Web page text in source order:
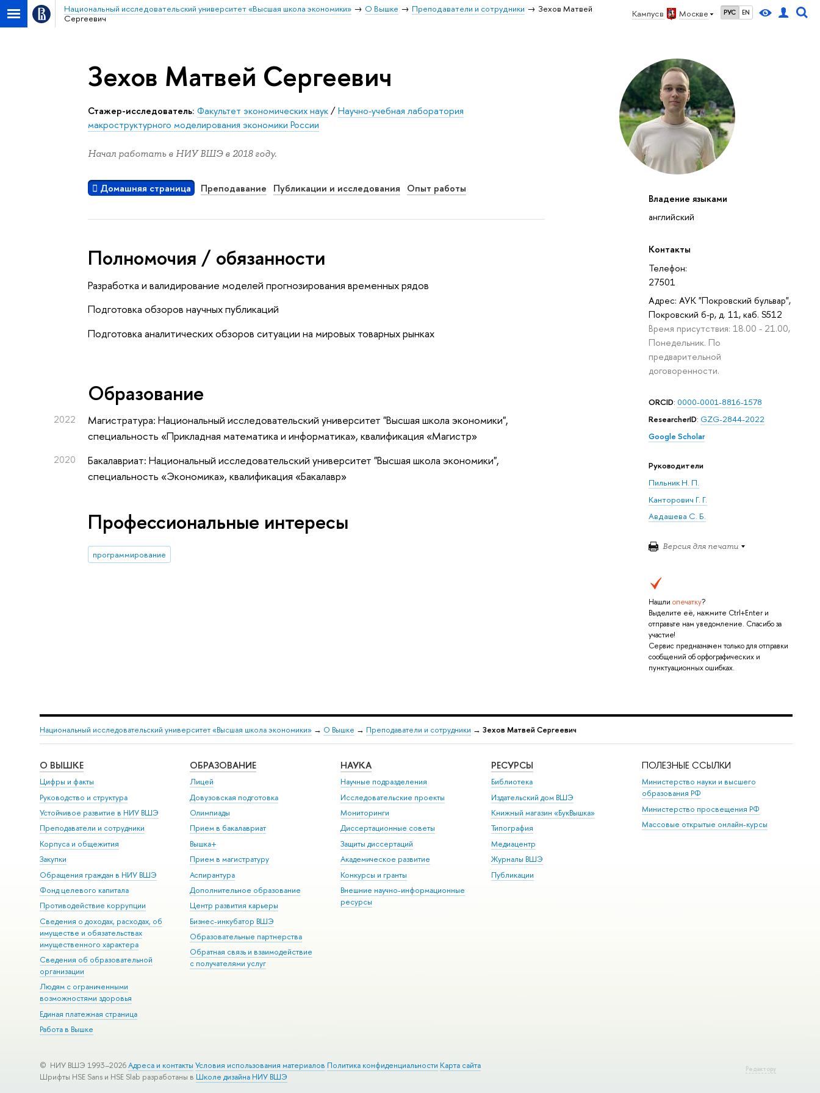
Кампус в Москве РУС EN
Национальный исследовательский университет «Высшая школа экономики» О Вышке Преподаватели и сотрудники
Зехов Матвей
Сергеевич
Владение языками
английский
Контакты
Телефон:
27501
Адрес: АУК "Покровский бульвар",
Покровский б-р, д. 11, каб. S512
Время присутствия: 18.00 - 21.00,
Понедельник. По
предварительной
договоренности.
ORCID: 0000-0001-8816-1578
ResearcherID: GZG-2844-2022
Google Scholar
Руководители
Пильник Н. П.
Канторович Г. Г.
Авдашева С. Б.
Версия для печати
Нашли опечатку?
Выделите её, нажмите Ctrl+Enter и
отправьте нам уведомление. Спасибо за
участие!
Сервис предназначен только для отправки
сообщений об орфографических и
пунктуационных ошибках.
Зехов Матвей Сергеевич
Стажер-исследователь: Факультет экономических наук/Научно-учебная лаборатория
макроструктурного моделирования экономики России
Начал работать в НИУ ВШЭ в 2018 году.
Домашняя страница Преподавание Публикации и исследования Опыт работы
Полномочия / обязанности
Разработка и валидирование моделей прогнозирования временных рядов
Подготовка обзоров научных публикаций
Подготовка аналитических обзоров ситуации на мировых товарных рынках
Oбразование
2022
Магистратура: Национальный исследовательский университет "Высшая школа экономики",
специальность «Прикладная математика и информатика», квалификация «Магистр»
2020
Бакалавриат: Национальный исследовательский университет "Высшая школа экономики",
специальность «Экономика», квалификация «Бакалавр»
Профессиональные интересы
программирование
Национальный исследовательский университет «Высшая школа экономики» → О Вышке → Преподаватели и сотрудники → Зехов Матвей Сергеевич
О ВЫШКЕ
Цифры и факты
Руководство и структура
Устойчивое развитие в НИУ ВШЭ
Преподаватели и сотрудники
Корпуса и общежития
Закупки
Обращения граждан в НИУ ВШЭ
Фонд целевого капитала
Противодействие коррупции
Сведения о доходах, расходах, об
имуществе и обязательствах
имущественного характера
Сведения об образовательной
организации
Людям с ограниченными
возможностями здоровья
Единая платежная страница
Работа в Вышке
ОБРАЗОВАНИЕ
Лицей
Довузовская подготовка
Олимпиады
Прием в бакалавриат
Вышка+
Прием в магистратуру
Аспирантура
Дополнительное образование
Центр развития карьеры
Бизнес-инкубатор ВШЭ
Образовательные партнерства
Обратная связь и взаимодействие
с получателями услуг
НАУКА
Научные подразделения
Исследовательские проекты
Мониторинги
Диссертационные советы
Защиты диссертаций
Академическое развитие
Конкурсы и гранты
Внешние научно-информационные
ресурсы
РЕСУРСЫ
Библиотека
Издательский дом ВШЭ
Книжный магазин «БукВышка»
Типография
Медиацентр
Журналы ВШЭ
Публикации
ПОЛЕЗНЫЕ ССЫЛКИ
Министерство науки и высшего
образования РФ
Министерство просвещения РФ
Массовые открытые онлайн-курсы
Редактору
© НИУ ВШЭ 1993–2026 Адреса и контакты Условия использования материалов Политика конфиденциальности Карта сайта
Шрифты HSE Sans и HSE Slab разработаны в Школе дизайна НИУ ВШЭ